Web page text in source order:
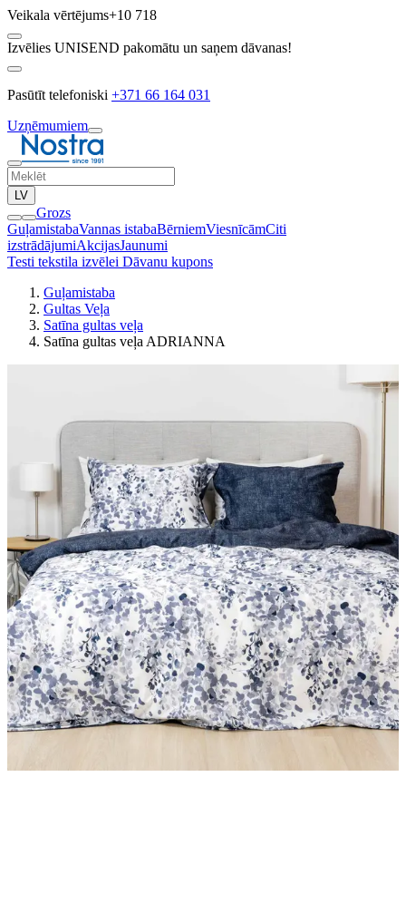
Veikala vērtējums+10 718
Izvēlies UNISEND pakomātu un saņem dāvanas!
Pasūtīt telefoniski +371 66 164 031
Uzņēmumiem
LV
Grozs
GuļamistabaVannas istabaBērniemViesnīcāmCiti
izstrādājumiAkcijasJaunumi
Testi tekstila izvēlei Dāvanu kupons
Guļamistaba
Gultas Veļa
Satīna gultas veļa
Satīna gultas veļa ADRIANNA